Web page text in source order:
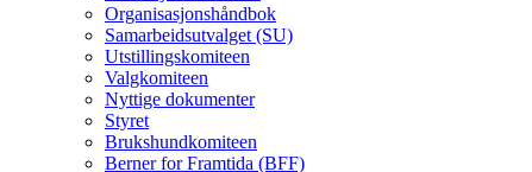
Organisasjonshåndbok
Samarbeidsutvalget (SU)
Utstillingskomiteen
Valgkomiteen
Nyttige dokumenter
Styret
Brukshundkomiteen
Berner for Framtida (BFF)